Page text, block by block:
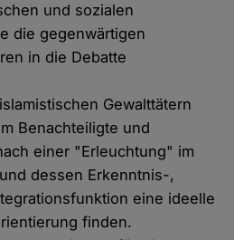
und sozialen
die gegenwärtigen
in die Debatte
Gewalttätern
Benachteiligte und
einer "Erleuchtung" im
dessen Erkenntnis-,
eine ideelle
finden.